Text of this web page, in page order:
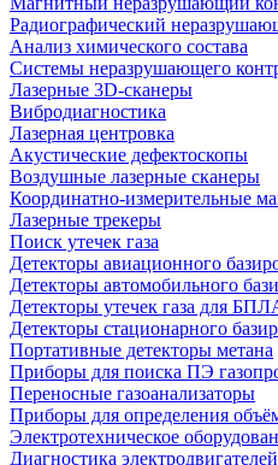
Радиографический
Анализ химического состава
Системы неразрушающего
Лазерные 3D-сканеры
Вибродиагностика
Лазерная центровка
Акустические дефектоскопы
Воздушные лазерные сканеры
Координатно-измерительные
Лазерные трекеры
Поиск утечек газа
Детекторы авиационного
Детекторы автомобильного
Детекторы утечек газа для
Детекторы стационарного
Портативные детекторы метана
Приборы для поиска ПЭ
Переносные газоанализаторы
Приборы для определения
Электротехническое
Диагностика электродвигателей